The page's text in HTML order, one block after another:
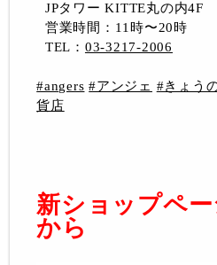
JPタワー KITTE丸の内4F
営業時間：11時〜20時
TEL： 03-3217-2006
#angers #アンジェ #きょう
貨店
新ショップペ
から